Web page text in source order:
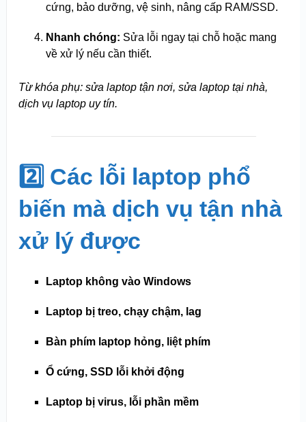
cứng, bảo dưỡng, vệ sinh, nâng cấp RAM/SSD.
Nhanh chóng: Sửa lỗi ngay tại chỗ hoặc mang
về xử lý nếu cần thiết.
Từ khóa phụ: sửa laptop tận nơi, sửa laptop tại nhà,
dịch vụ laptop uy tín.
2️⃣ Các lỗi laptop phổ
biến mà dịch vụ tận nhà
xử lý được
Laptop không vào Windows
Laptop bị treo, chạy chậm, lag
Bàn phím laptop hỏng, liệt phím
Ổ cứng, SSD lỗi khởi động
Laptop bị virus, lỗi phần mềm